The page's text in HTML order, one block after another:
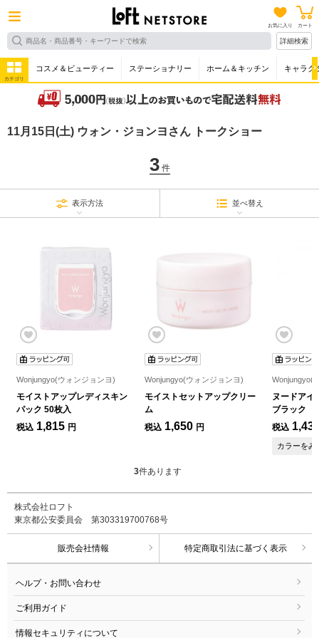
お気に入り カート
詳細検索
カテゴリ
コスメ＆ビューティー ステーショナリー ホーム＆キッチン キャラク
11月15日(土) ウォン・ジョンヨさん トークショー
3件
表示方法 並べ替え
Wonjungyo(ウォンジョンヨ)
モイストアップレディスキン
パック 50枚入
税込 1,815 円
Wonjungyo(ウォンジョンヨ)
モイストセットアップクリー
ム
税込 1,650 円
Wonjungyo(
ヌードアイ
ブラック
税込
カラーをみ
3件あります
株式会社ロフト
東京都公安委員会 第303319700768号
販売会社情報 特定商取引法に基づく表示
ヘルプ・お問い合わせ
ご利用ガイド
情報セキュリティについて